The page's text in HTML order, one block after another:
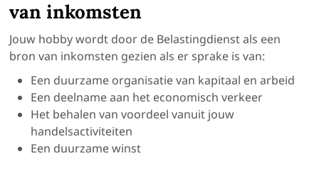
van inkomsten
Jouw hobby wordt door de Belastingdienst als een
bron van inkomsten gezien als er sprake is van:
Een duurzame organisatie van kapitaal en arbeid
Een deelname aan het economisch verkeer
Het behalen van voordeel vanuit jouw
handelsactiviteiten
Een duurzame winst